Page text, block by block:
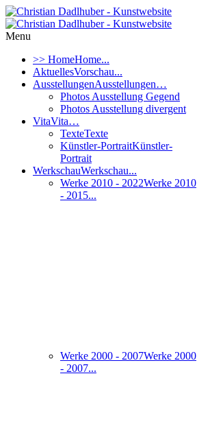
Menu
>> HomeHome...
AktuellesVorschau...
AusstellungenAusstellungen…
Photos Ausstellung Gegend
Photos Ausstellung divergent
VitaVita…
TexteTexte
Künstler-PortraitKünstler-
Portrait
WerkschauWerkschau...
Werke 2010 - 2022Werke 2010
- 2015...
Werke 2000 - 2007Werke 2000
- 2007...